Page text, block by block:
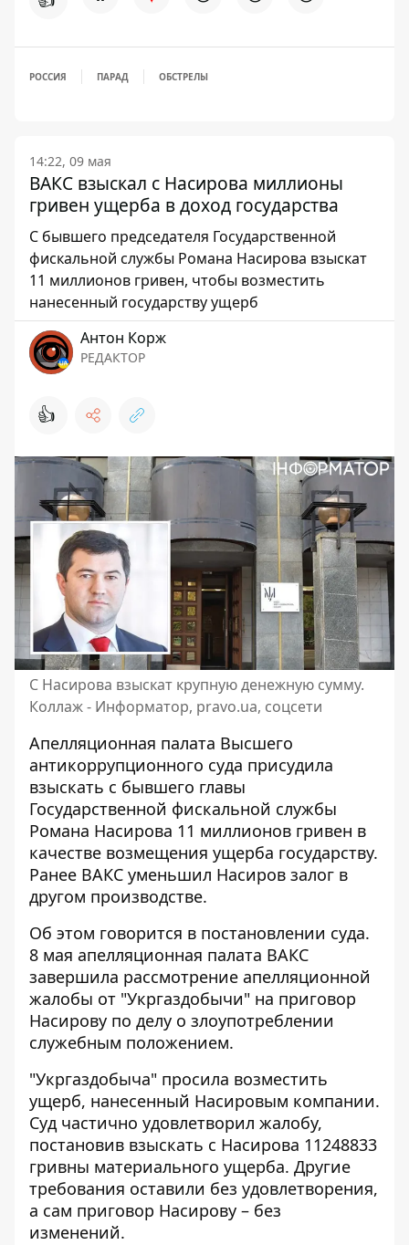
РОССИЯ ПАРАД ОБСТРЕЛЫ
14:22, 09 мая
ВАКС взыскал с Насирова миллионы
гривен ущерба в доход государства
С бывшего председателя Государственной
фискальной службы Романа Насирова взыскат
11 миллионов гривен, чтобы возместить
нанесенный государству ущерб
Антон Корж
РЕДАКТОР
👍
С Насирова взыскат крупную денежную сумму.
Коллаж - Информатор, pravo.ua, соцсети
Апелляционная палата Высшего
антикоррупционного суда присудила
взыскать с бывшего главы
Государственной фискальной службы
Романа Насирова 11 миллионов гривен в
качестве возмещения ущерба государству.
Ранее ВАКС уменьшил Насиров залог в
другом производстве.
Об этом говорится в постановлении суда.
8 мая апелляционная палата ВАКС
завершила рассмотрение апелляционной
жалобы от "Укргаздобычи" на приговор
Насирову по делу о злоупотреблении
служебным положением.
"Укргаздобыча" просила возместить
ущерб, нанесенный Насировым компании.
Суд частично удовлетворил жалобу,
постановив взыскать с Насирова 11248833
гривны материального ущерба. Другие
требования оставили без удовлетворения,
а сам приговор Насирову – без
изменений.